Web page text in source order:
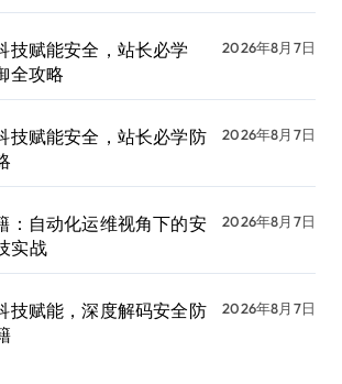
技赋能安全，站长必学
全攻略
2026年8月7日
技赋能安全，站长必学防
2026年8月7日
：自动化运维视角下的安
实战
2026年8月7日
技赋能，深度解码安全防
2026年8月7日